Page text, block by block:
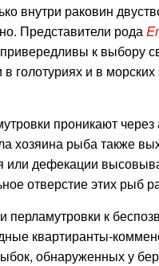
внутри раковин
Представители рода
к выбору
голотуриях и в
проникают
хозяина рыба также
или дефекации
отверстие этих рыб
перламутровки к
квартиранты-
обнаруженных у